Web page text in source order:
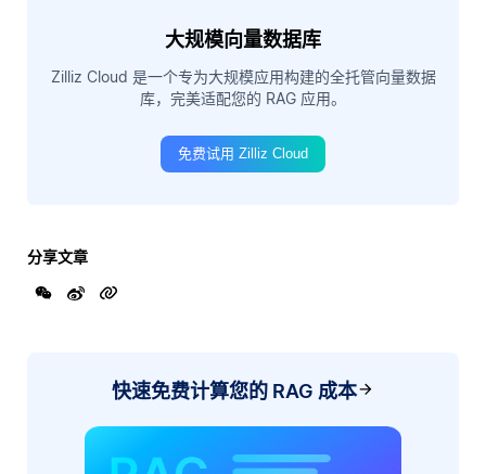
大规模向量数据库
Zilliz Cloud 是一个专为大规模应用构建的全托管向量数据
库，完美适配您的 RAG 应用。
免费试用 Zilliz Cloud
分享文章
快速免费计算您的 RAG 成本